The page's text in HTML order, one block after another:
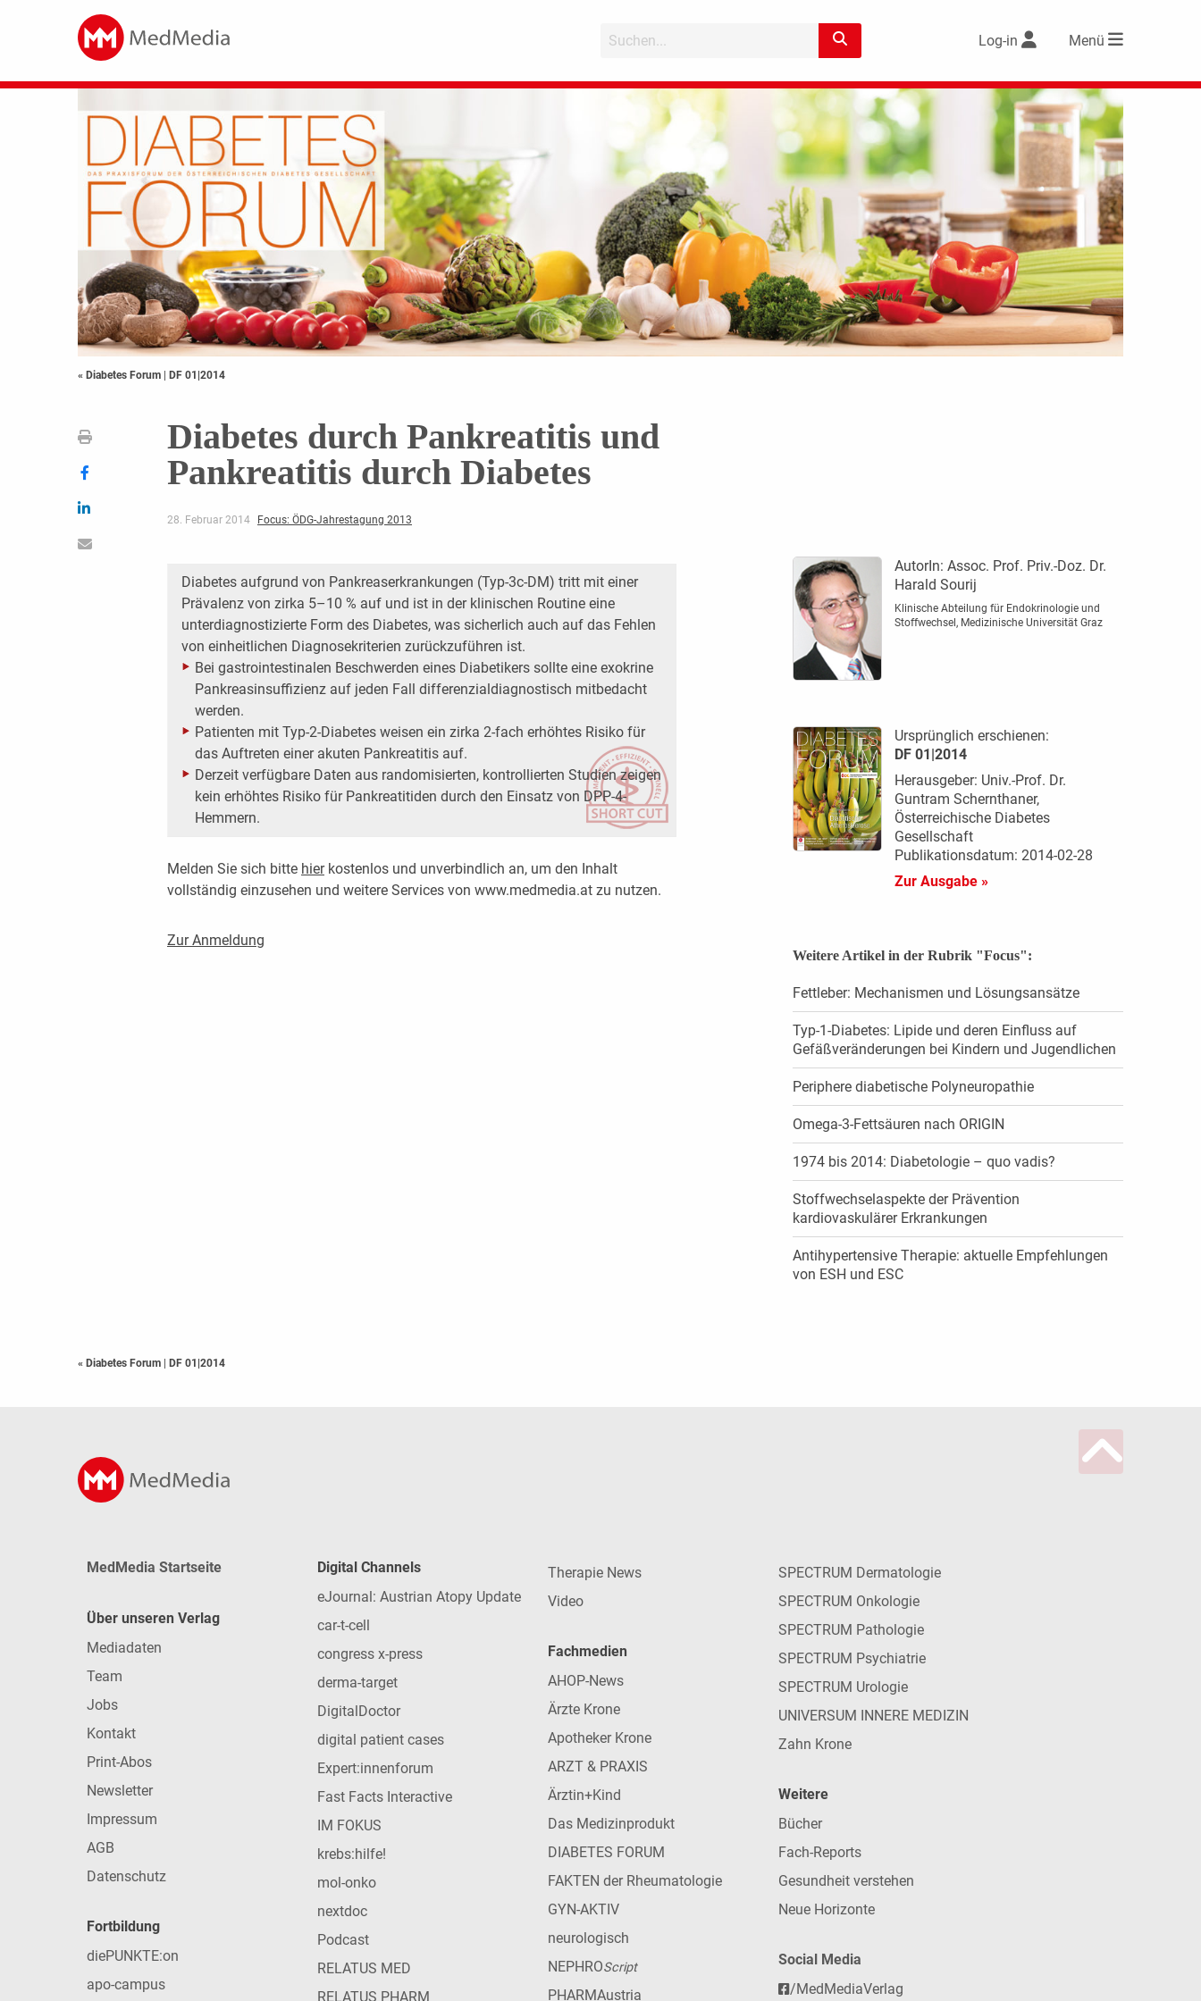
Log-in Menü
« Diabetes Forum | DF 01|2014
Diabetes durch Pankreatitis und
Pankreatitis durch Diabetes
28. Februar 2014 Focus: ÖDG-Jahrestagung 2013
Diabetes aufgrund von Pankreaserkrankungen (Typ-3c-DM) tritt mit einer
Prävalenz von zirka 5–10 % auf und ist in der klinischen Routine eine
unterdiagnostizierte Form des Diabetes, was sicherlich auch auf das Fehlen
von einheitlichen Diagnosekriterien zurückzuführen ist.
Bei gastrointestinalen Beschwerden eines Diabetikers sollte eine exokrine
Pankreasinsuffizienz auf jeden Fall differenzialdiagnostisch mitbedacht
werden.
Patienten mit Typ-2-Diabetes weisen ein zirka 2-fach erhöhtes Risiko für
das Auftreten einer akuten Pankreatitis auf.
Derzeit verfügbare Daten aus randomisierten, kontrollierten Studien zeigen
kein erhöhtes Risiko für Pankreatitiden durch den Einsatz von DPP-4-
Hemmern.
Melden Sie sich bitte hierkostenlos und unverbindlich an, um den Inhalt
vollständig einzusehen und weitere Services von www.medmedia.at zu nutzen.
Zur Anmeldung
AutorIn: Assoc. Prof. Priv.-Doz. Dr.
Harald Sourij
Klinische Abteilung für Endokrinologie und
Stoffwechsel, Medizinische Universität Graz
Ursprünglich erschienen:
DF 01|2014
Herausgeber: Univ.-Prof. Dr.
Guntram Schernthaner,
Österreichische Diabetes
Gesellschaft
Publikationsdatum: 2014-02-28
Zur Ausgabe »
Weitere Artikel in der Rubrik "Focus":
Fettleber: Mechanismen und Lösungsansätze
Typ-1-Diabetes: Lipide und deren Einfluss auf
Gefäßveränderungen bei Kindern und Jugendlichen
Periphere diabetische Polyneuropathie
Omega-3-Fettsäuren nach ORIGIN
1974 bis 2014: Diabetologie – quo vadis?
Stoffwechselaspekte der Prävention
kardiovaskulärer Erkrankungen
Antihypertensive Therapie: aktuelle Empfehlungen
von ESH und ESC
« Diabetes Forum | DF 01|2014
MedMedia Startseite
Über unseren Verlag
Mediadaten
Team
Jobs
Kontakt
Print-Abos
Newsletter
Impressum
AGB
Datenschutz
Fortbildung
diePUNKTE:on
apo-campus
Digital Channels
eJournal: Austrian Atopy Update
car-t-cell
congress x-press
derma-target
DigitalDoctor
digital patient cases
Expert:innenforum
Fast Facts Interactive
IM FOKUS
krebs:hilfe!
mol-onko
nextdoc
Podcast
RELATUS MED
RELATUS PHARM
Therapie News
Video
Fachmedien
AHOP-News
Ärzte Krone
Apotheker Krone
ARZT & PRAXIS
Ärztin+Kind
Das Medizinprodukt
DIABETES FORUM
FAKTEN der Rheumatologie
GYN-AKTIV
neurologisch
NEPHROScript
PHARMAustria
SPECTRUM Dermatologie
SPECTRUM Onkologie
SPECTRUM Pathologie
SPECTRUM Psychiatrie
SPECTRUM Urologie
UNIVERSUM INNERE MEDIZIN
Zahn Krone
Weitere
Bücher
Fach-Reports
Gesundheit verstehen
Neue Horizonte
Social Media
/MedMediaVerlag